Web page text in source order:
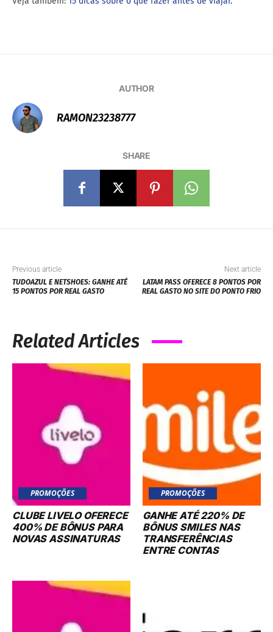
AUTHOR
RAMON23238777
SHARE
Previous article
TUDOAZUL E NETSHOES: GANHE ATÉ
15 PONTOS POR REAL GASTO
Next article
LATAM PASS OFERECE 8 PONTOS POR
REAL GASTO NO SITE DO PONTO FRIO
Related Articles
PROMOÇÕES
CLUBE LIVELO OFERECE
400% DE BÔNUS PARA
NOVAS ASSINATURAS
PROMOÇÕES
GANHE ATÉ 220% DE
BÔNUS SMILES NAS
TRANSFERÊNCIAS
ENTRE CONTAS